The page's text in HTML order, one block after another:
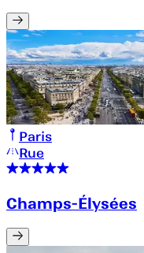
Paris
Rue
Champs-Élysées